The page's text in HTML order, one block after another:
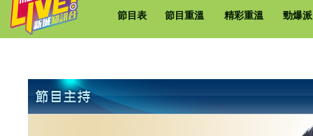
節目表 節目重溫 精彩重溫 勁爆